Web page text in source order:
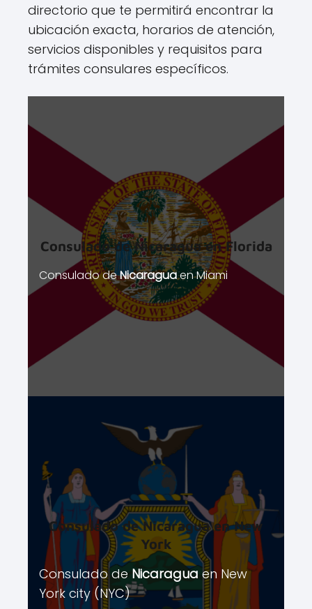
directorio que te permitirá encontrar la
ubicación exacta, horarios de atención,
servicios disponibles y requisitos para
trámites consulares específicos.
Consulado deNicaraguaen Florida
Consulado deNicaraguaen Miami
Consulado deNicaraguaen New
York
Consulado de Nicaragua en New
York city (NYC)